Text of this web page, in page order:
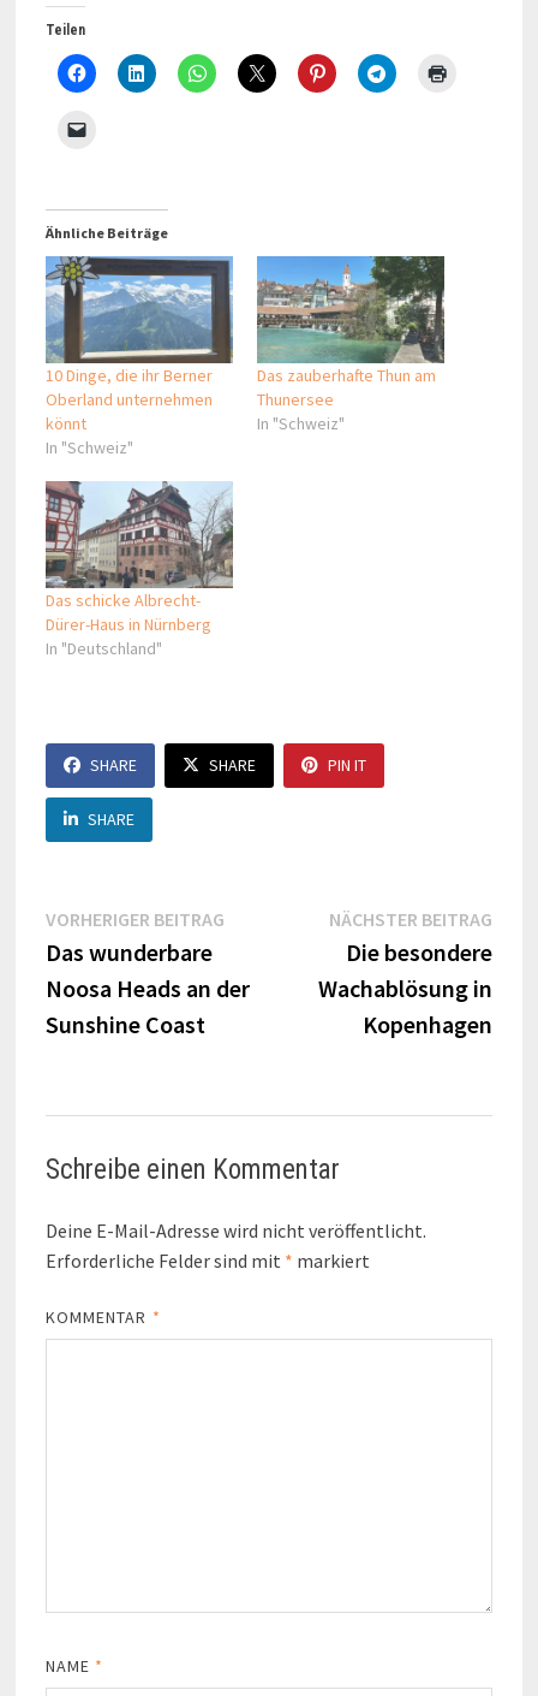
Teilen
Ähnliche Beiträge
10 Dinge, die ihr Berner
Oberland unternehmen
könnt
In "Schweiz"
Das zauberhafte Thun am
Thunersee
In "Schweiz"
Das schicke Albrecht-
Dürer-Haus in Nürnberg
In "Deutschland"
SHARE SHARE PIN IT
SHARE
Beitragsnavigation
VORHERIGER BEITRAGVorheriger
Das wunderbare
Noosa Heads an der
Sunshine Coast
NÄCHSTER BEITRAG
Die besondere
Wachablösung in
Kopenhagen
Schreibe einen Kommentar
Deine E-Mail-Adresse wird nicht veröffentlicht.
Erforderliche Felder sind mit * markiert
KOMMENTAR *
NAME *